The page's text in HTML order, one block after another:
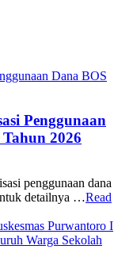
Penggunaan
2026
penggunaan dana
detailnya …Read